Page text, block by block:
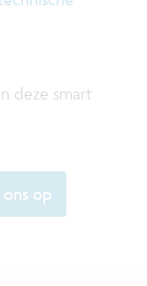
deze smart
op